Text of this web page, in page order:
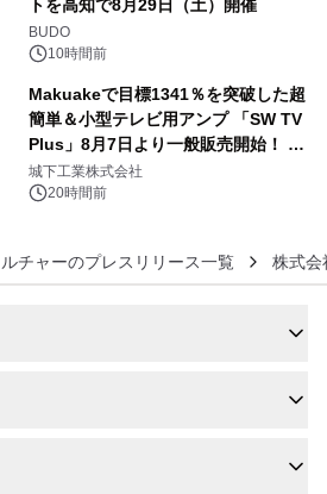
トを高知で8月29日（土）開催
BUDO
10時間前
Makuakeで目標1341％を突破した超
簡単＆小型テレビ用アンプ 「SW TV
Plus」8月7日より一般販売開始！ ケ
ーブル1本つなぐだけ、テレビの音が
ぐっと豊かに
城下工業株式会社
20時間前
チャーのプレスリリース一覧 株式会